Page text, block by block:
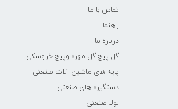
تماس با ما
راهنما
درباره ما
گل پیچ گل مهره وپیچ خروسکی
پایه های ماشین آلات صنعتی
دستگیره های صنعتی
لولا صنعتی